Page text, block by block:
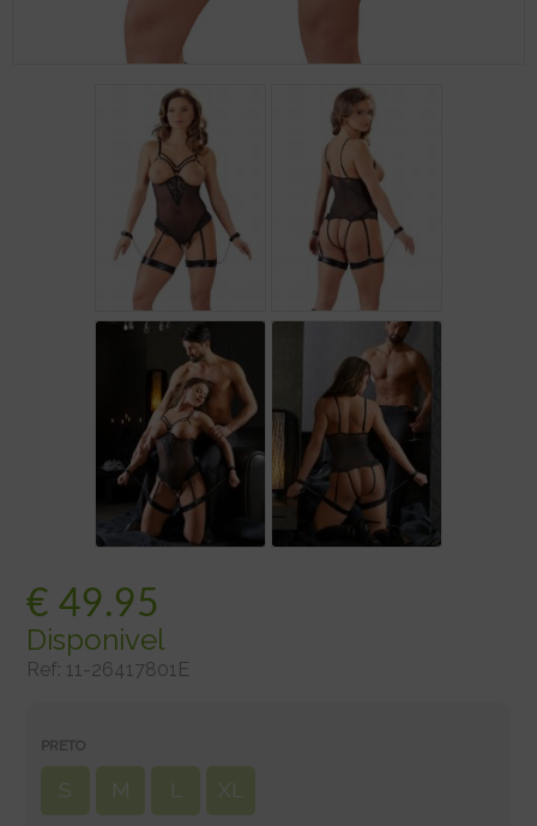
€ 49.95
Disponivel
Ref: 11-26417801E
PRETO
S M L XL